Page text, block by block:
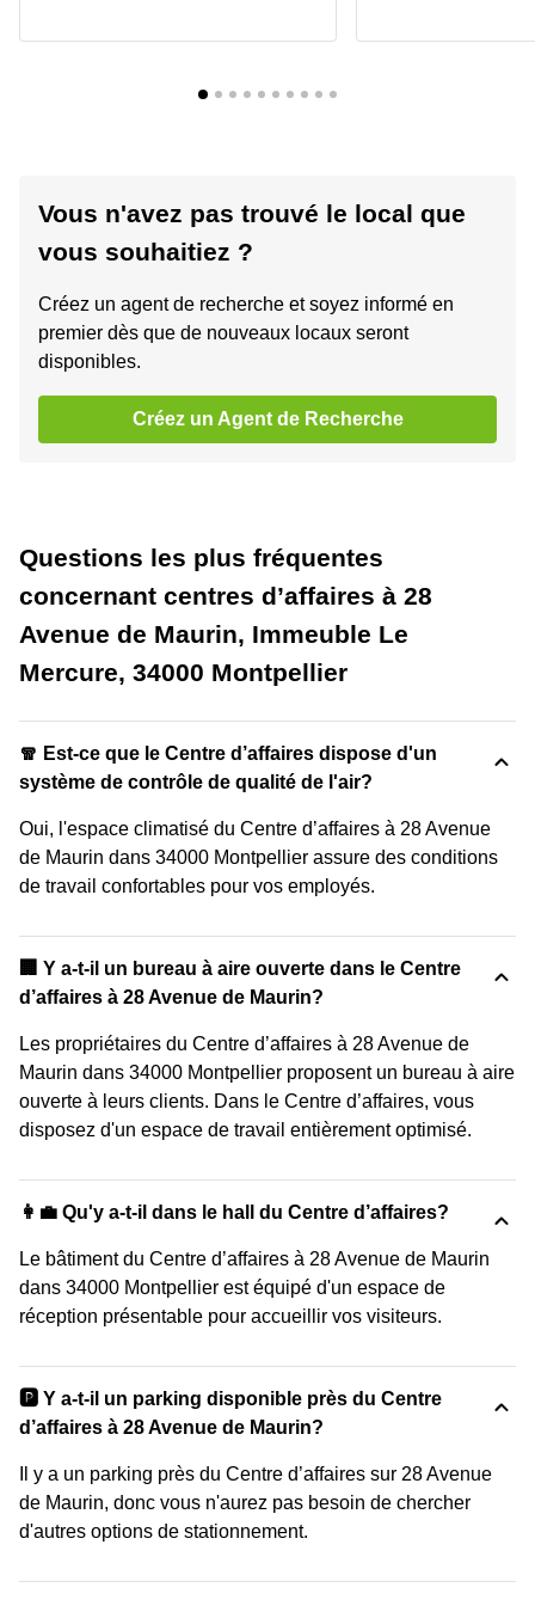
Vous n'avez pas trouvé le local que
vous souhaitiez ?
Créez un agent de recherche et soyez informé en
premier dès que de nouveaux locaux seront
disponibles.
Créez un Agent de Recherche
Questions les plus fréquentes
concernant centres d’affaires à 28
Avenue de Maurin, Immeuble Le
Mercure, 34000 Montpellier
🧣 Est-ce que le Centre d’affaires dispose d'un
système de contrôle de qualité de l'air?
Oui, l'espace climatisé du Centre d’affaires à 28 Avenue
de Maurin dans 34000 Montpellier assure des conditions
de travail confortables pour vos employés.
‍🏢 Y a-t-il un bureau à aire ouverte dans le Centre
d’affaires à 28 Avenue de Maurin?
Les propriétaires du Centre d’affaires à 28 Avenue de
Maurin dans 34000 Montpellier proposent un bureau à aire
ouverte à leurs clients. Dans le Centre d’affaires, vous
disposez d'un espace de travail entièrement optimisé.
👩‍💼 Qu'y a-t-il dans le hall du Centre d’affaires?
Le bâtiment du Centre d’affaires à 28 Avenue de Maurin
dans 34000 Montpellier est équipé d'un espace de
réception présentable pour accueillir vos visiteurs.
🅿️ Y a-t-il un parking disponible près du Centre
d’affaires à 28 Avenue de Maurin?
Il y a un parking près du Centre d’affaires sur 28 Avenue
de Maurin, donc vous n'aurez pas besoin de chercher
d'autres options de stationnement.